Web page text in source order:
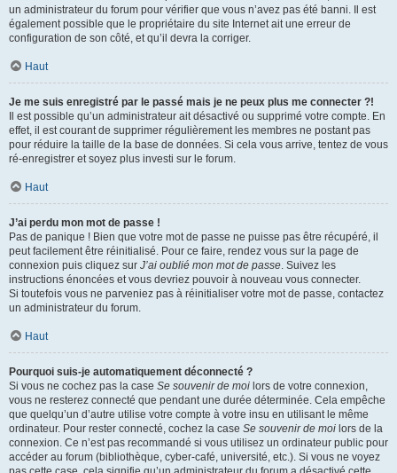
un administrateur du forum pour vérifier que vous n’avez pas été banni. Il est
également possible que le propriétaire du site Internet ait une erreur de
configuration de son côté, et qu’il devra la corriger.
Haut
Je me suis enregistré par le passé mais je ne peux plus me connecter ?!
Il est possible qu’un administrateur ait désactivé ou supprimé votre compte. En
effet, il est courant de supprimer régulièrement les membres ne postant pas
pour réduire la taille de la base de données. Si cela vous arrive, tentez de vous
ré-enregistrer et soyez plus investi sur le forum.
Haut
J’ai perdu mon mot de passe !
Pas de panique ! Bien que votre mot de passe ne puisse pas être récupéré, il
peut facilement être réinitialisé. Pour ce faire, rendez vous sur la page de
connexion puis cliquez sur J’ai oublié mon mot de passe. Suivez les
instructions énoncées et vous devriez pouvoir à nouveau vous connecter.
Si toutefois vous ne parveniez pas à réinitialiser votre mot de passe, contactez
un administrateur du forum.
Haut
Pourquoi suis-je automatiquement déconnecté ?
Si vous ne cochez pas la case Se souvenir de moi lors de votre connexion,
vous ne resterez connecté que pendant une durée déterminée. Cela empêche
que quelqu’un d’autre utilise votre compte à votre insu en utilisant le même
ordinateur. Pour rester connecté, cochez la case Se souvenir de moi lors de la
connexion. Ce n’est pas recommandé si vous utilisez un ordinateur public pour
accéder au forum (bibliothèque, cyber-café, université, etc.). Si vous ne voyez